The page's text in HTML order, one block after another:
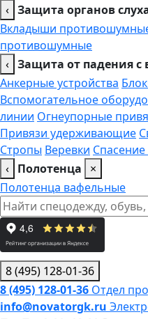
‹ Защита органов
Вкладыши
противошумные
‹ Защита от падения с
Анкерные устройства
Вспомогательное
линии Огнеупорные
Привязи удерживающие
Стропы Веревки Спасение
‹ Полотенца
×
Полотенца вафельные
8 (495) 128-01-36
8 (495) 128-01-36 Отдел
info@novatorgk.ru